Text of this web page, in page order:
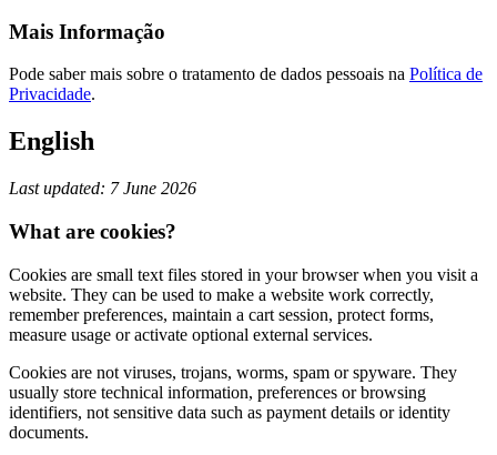
Mais Informação
Pode saber mais sobre o tratamento de dados pessoais na Política de
Privacidade.
English
Last updated: 7 June 2026
What are cookies?
Cookies are small text files stored in your browser when you visit a
website. They can be used to make a website work correctly,
remember preferences, maintain a cart session, protect forms,
measure usage or activate optional external services.
Cookies are not viruses, trojans, worms, spam or spyware. They
usually store technical information, preferences or browsing
identifiers, not sensitive data such as payment details or identity
documents.